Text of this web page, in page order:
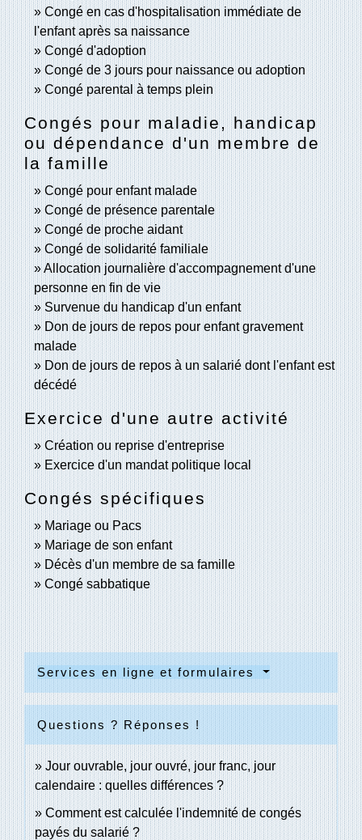
Congé en cas d'hospitalisation immédiate de
l'enfant après sa naissance
Congé d'adoption
Congé de 3 jours pour naissance ou adoption
Congé parental à temps plein
Congés pour maladie, handicap
ou dépendance d'un membre de
la famille
Congé pour enfant malade
Congé de présence parentale
Congé de proche aidant
Congé de solidarité familiale
Allocation journalière d'accompagnement d'une
personne en fin de vie
Survenue du handicap d'un enfant
Don de jours de repos pour enfant gravement
malade
Don de jours de repos à un salarié dont l'enfant est
décédé
Exercice d'une autre activité
Création ou reprise d'entreprise
Exercice d'un mandat politique local
Congés spécifiques
Mariage ou Pacs
Mariage de son enfant
Décès d'un membre de sa famille
Congé sabbatique
Services en ligne et formulaires
Questions ? Réponses !
Jour ouvrable, jour ouvré, jour franc, jour
calendaire : quelles différences ?
Comment est calculée l'indemnité de congés
payés du salarié ?